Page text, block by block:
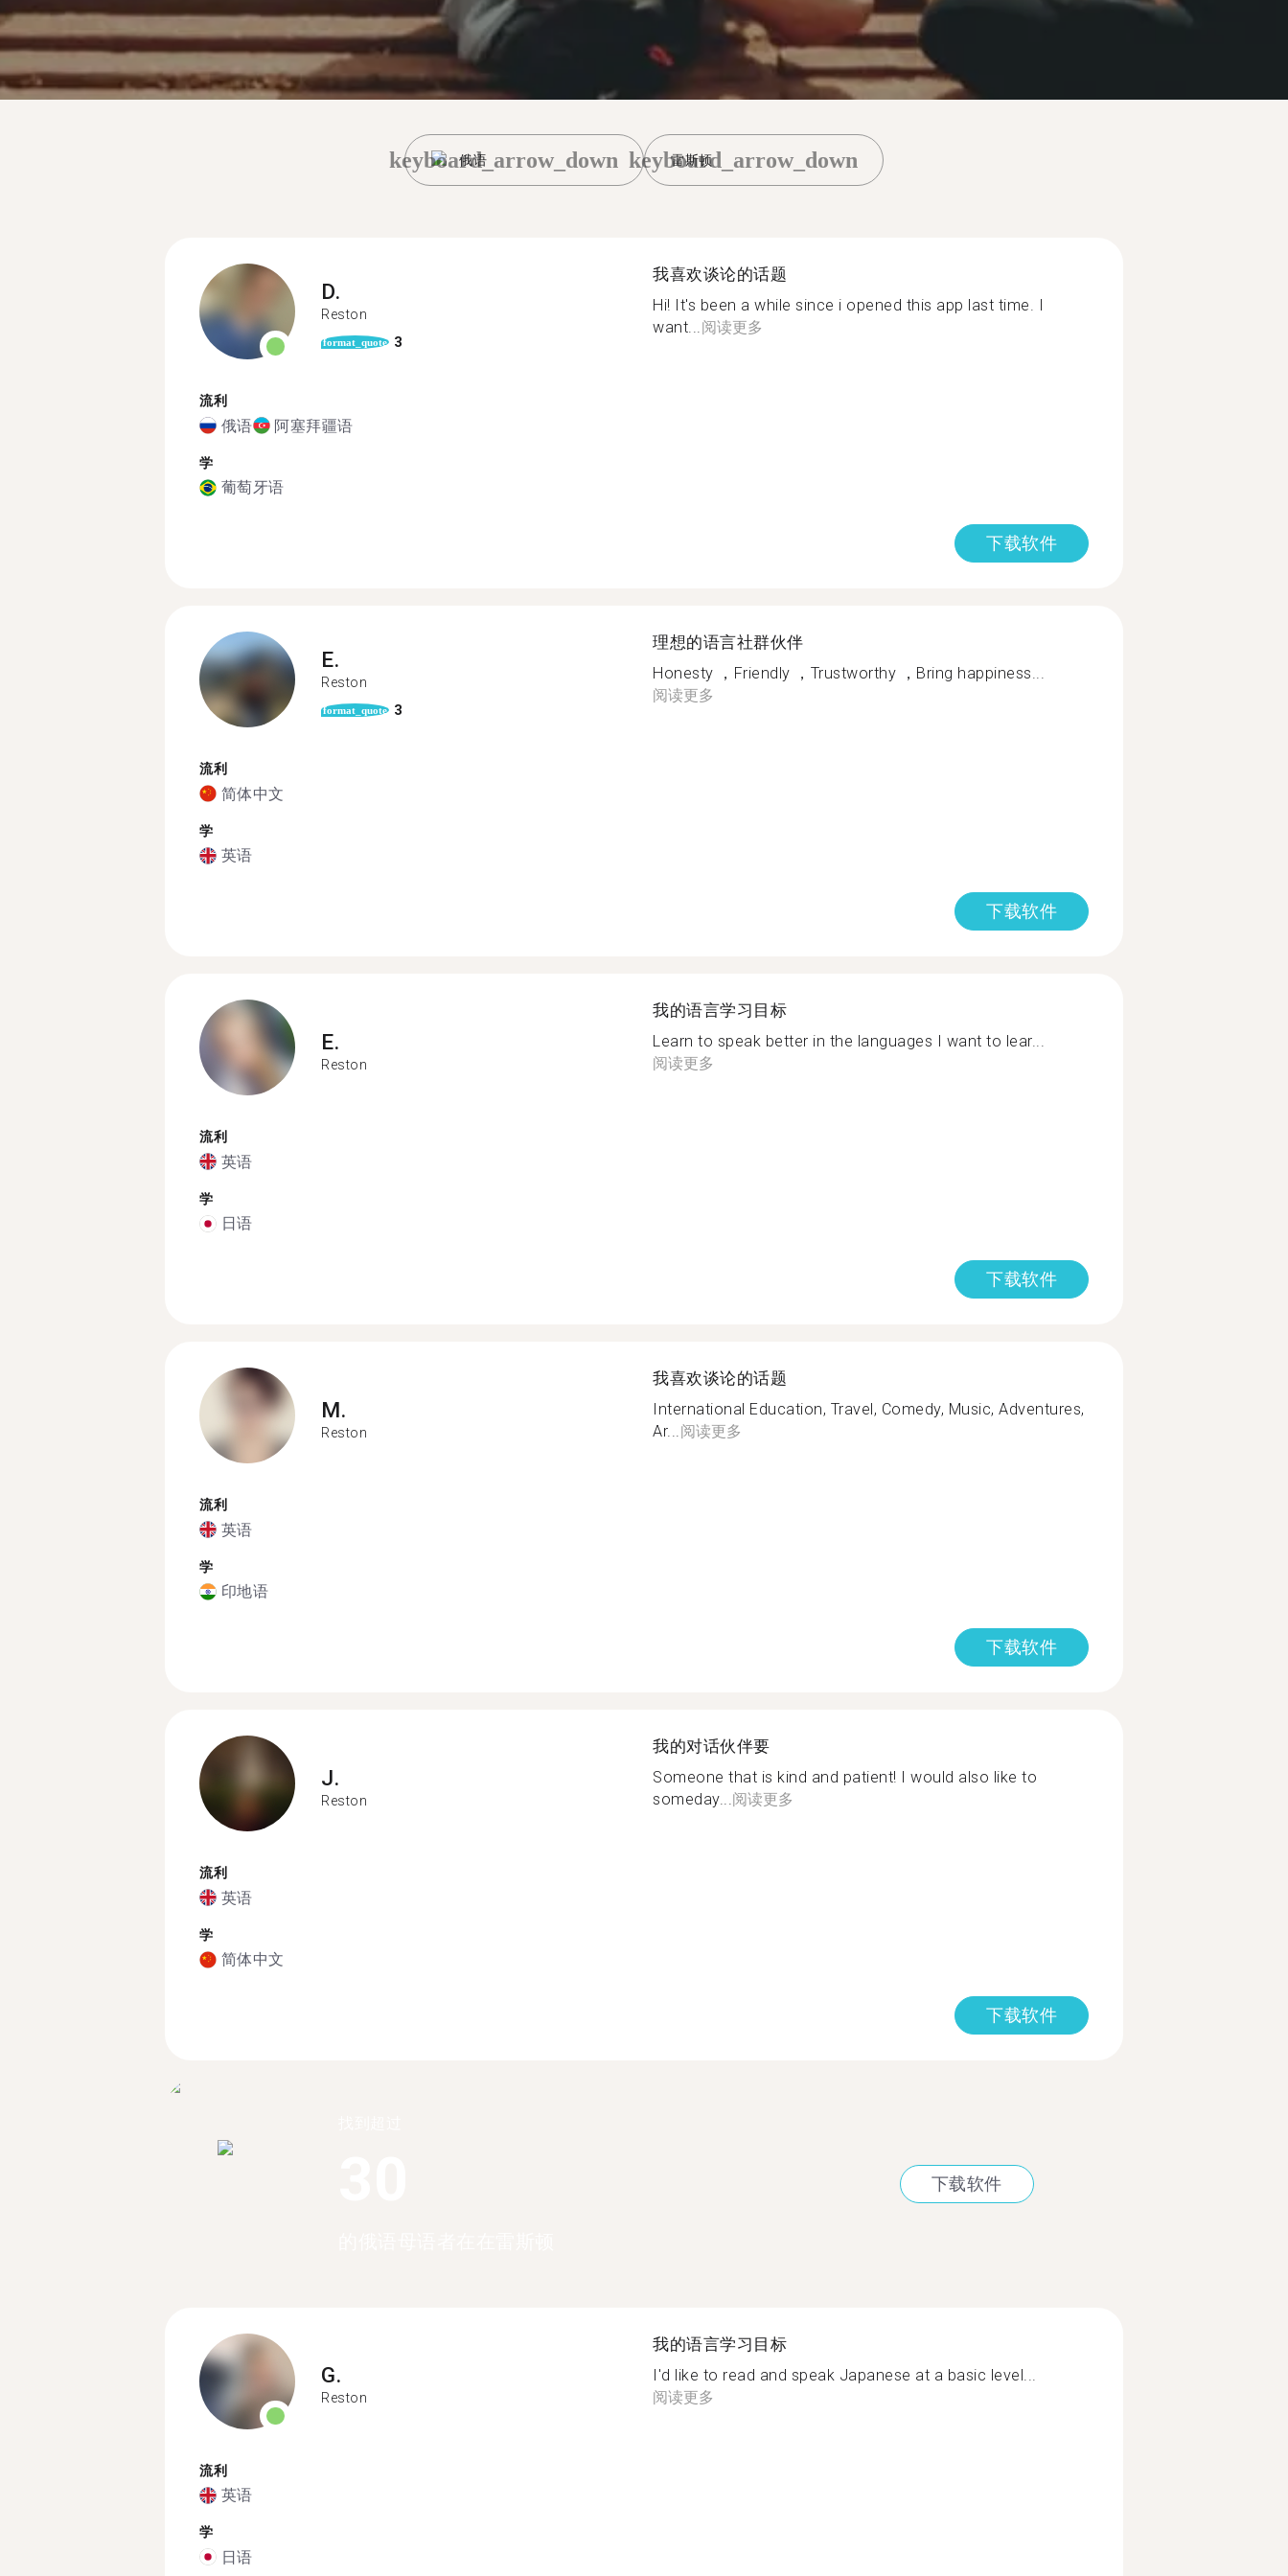
俄语
keyboard_arrow_down 雷斯顿
keyboard_arrow_down
D.
Reston
format_quote 3
流利
俄语 阿塞拜疆语
学
葡萄牙语
我喜欢谈论的话题
Hi! It's been a while since i opened this app last time. I
want...阅读更多
下载软件
E.
Reston
format_quote 3
流利
简体中文
学
英语
理想的语言社群伙伴
Honesty ，Friendly ，Trustworthy ，Bring happiness...
阅读更多
下载软件
E.
Reston
流利
英语
学
日语
我的语言学习目标
Learn to speak better in the languages I want to lear...
阅读更多
下载软件
M.
Reston
流利
英语
学
印地语
我喜欢谈论的话题
International Education, Travel, Comedy, Music, Adventures,
Ar...阅读更多
下载软件
J.
Reston
流利
英语
学
简体中文
我的对话伙伴要
Someone that is kind and patient! I would also like to
someday...阅读更多
下载软件
下载软件
G.
Reston
流利
英语
学
日语
我的语言学习目标
I'd like to read and speak Japanese at a basic level...
阅读更多